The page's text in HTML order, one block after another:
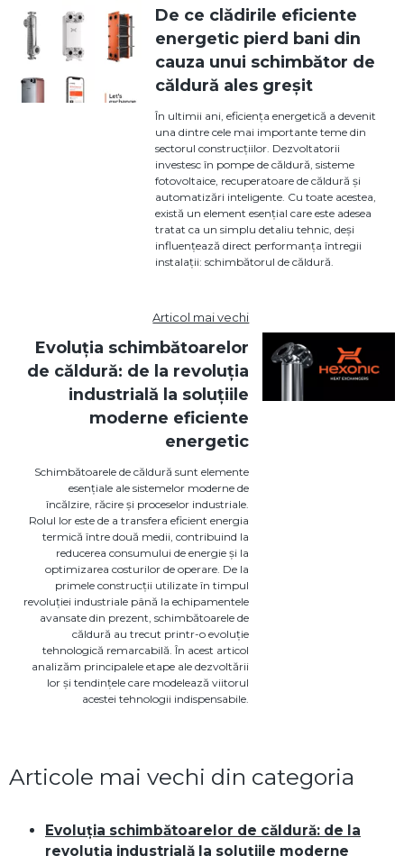
De ce clădirile eficiente
energetic pierd bani din
cauza unui schimbător de
căldură ales greșit
În ultimii ani, eficiența energetică a devenit
una dintre cele mai importante teme din
sectorul construcțiilor. Dezvoltatorii
investesc în pompe de căldură, sisteme
fotovoltaice, recuperatoare de căldură și
automatizări inteligente. Cu toate acestea,
există un element esențial care este adesea
tratat ca un simplu detaliu tehnic, deși
influențează direct performanța întregii
instalații: schimbătorul de căldură.
Articol mai vechi
Evoluția schimbătoarelor
de căldură: de la revoluția
industrială la soluțiile
moderne eficiente
energetic
Schimbătoarele de căldură sunt elemente
esențiale ale sistemelor moderne de
încălzire, răcire și proceselor industriale.
Rolul lor este de a transfera eficient energia
termică între două medii, contribuind la
reducerea consumului de energie și la
optimizarea costurilor de operare. De la
primele construcții utilizate în timpul
revoluției industriale până la echipamentele
avansate din prezent, schimbătoarele de
căldură au trecut printr-o evoluție
tehnologică remarcabilă. În acest articol
analizăm principalele etape ale dezvoltării
lor și tendințele care modelează viitorul
acestei tehnologii indispensabile.
Articole mai vechi din categoria
Evoluția schimbătoarelor de căldură: de la
revoluția industrială la soluțiile moderne